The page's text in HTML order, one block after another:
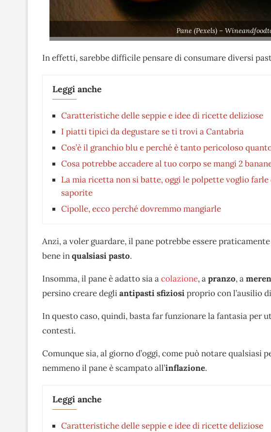
Pane (Pexels) –
In effetti, sarebbe difficile pensare di consumare diversi
Leggi anche
Caratteristiche delle seppie e idee di ricette deliziose
I piatti tipici da degustare se ti trovi a Cantabria
Cos’è il granchio blu e perché è tanto pericoloso
Cosa potrebbe accadere al tuo corpo se mangi 2
La mia ricetta non si batte, oggi le polpette voglio
saporite
Cipolle, ecco perché dovremmo mangiarle
Anzi, a voler guardare, il pane potrebbe essere
bene inqualsiasi pasto.
Insomma, il pane è adatto sia acolazione, apranzo, a
persino creare degliantipasti sfiziosiproprio con l’ausilio
In questo caso, quindi, basta far funzionare la fantasia per
contesti.
Comunque sia, al giorno d’oggi, come può notare qualsiasi
nemmeno il pane è scampato all’inflazione.
Leggi anche
Caratteristiche delle seppie e idee di ricette deliziose